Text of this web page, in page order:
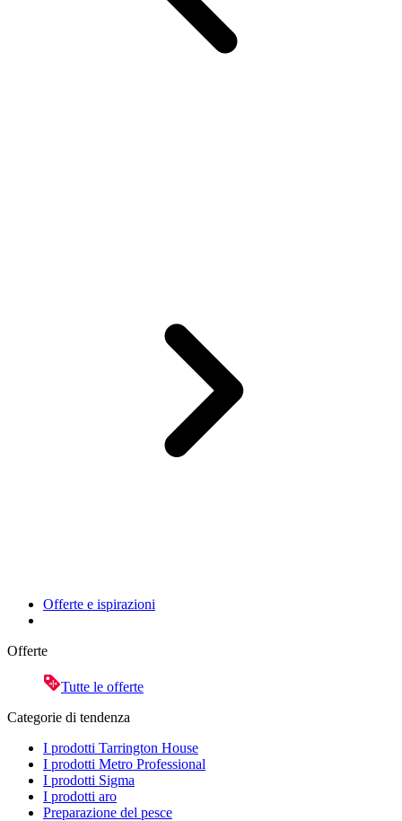
Offerte e ispirazioni
Offerte
Tutte le offerte
Categorie di tendenza
I prodotti Tarrington House
I prodotti Metro Professional
I prodotti Sigma
I prodotti aro
Preparazione del pesce